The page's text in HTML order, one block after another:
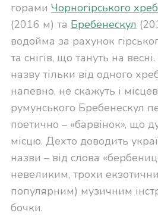
горами Чорногірського
(2016 м) та Бребенескул
водойма за рахунок
та снігів, що тануть на
назву тільки від одного
напевно, не скажуть і
румунського Бребенескул
поетично – «барвінок», що
місцю. Дехто доводить
назви – від слова
невеликим, трохи
популярним) музичним
бочки.